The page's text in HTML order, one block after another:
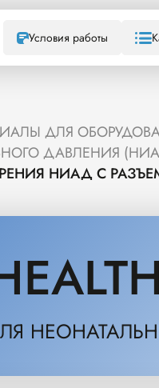
Условия работы
ДЛЯ
ДАВЛЕНИЯ
НИАД С